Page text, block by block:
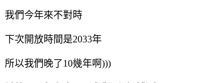
我們今年來不對時
下次開放時間是2033年
所以我們晚了10幾年啊)))